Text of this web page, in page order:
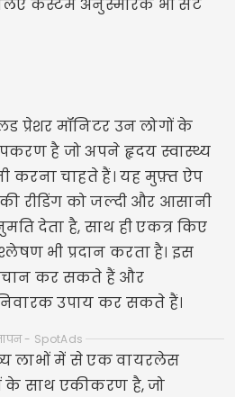
कस्टम अनुस्मारक भी सेट
मॉनिटर उन लोगों के
है जो अपने हृदय स्वास्थ्य
करना चाहते हैं। यह मुफ़्त ऐप
रीडिंग को जल्दी और आसानी
देता है, साथ ही एकत्र किए
भी प्रदान करता है। इस
कर सकते हैं और
उपाय कर सकते हैं।
- SpotAds
लाभों में से एक वायरलेस
के साथ एकीकरण है, जो